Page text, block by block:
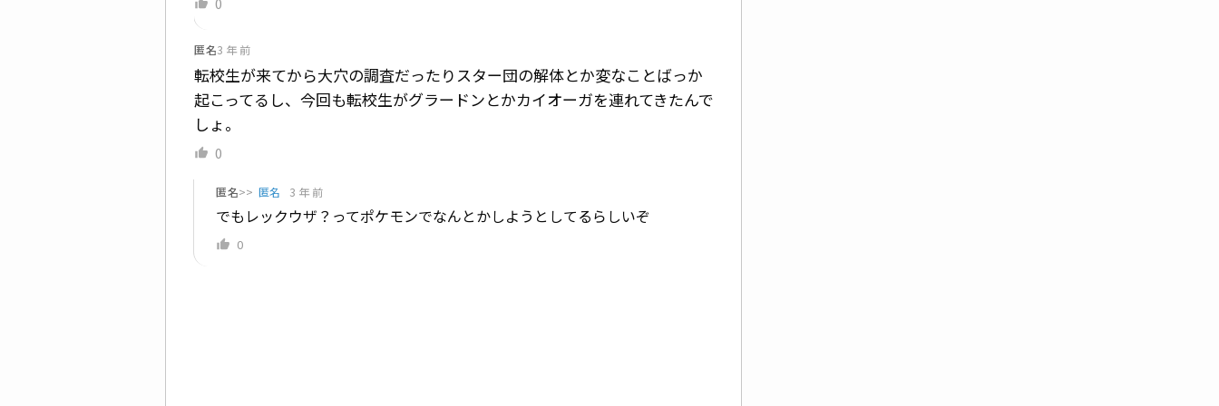
匿名3 年 前
転校生が来てから大穴の調査だったりスター団の解体とか変なことばっか
起こってるし、今回も転校生がグラードンとかカイオーガを連れてきたんで
しょ。
0
匿名>>匿名 3 年 前
でもレックウザ？ってポケモンでなんとかしようとしてるらしいぞ
0